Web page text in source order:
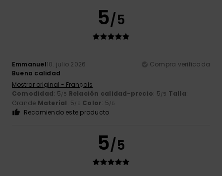
5/5
Emmanuel10. julio 2026
Compra verificada
Buena calidad
Mostrar original - Français
Comodidad: 5/5 Relación calidad-precio: 5/5 Talla:
Grande Material: 5/5 Color: 5/5
Recomiendo este producto
5/5